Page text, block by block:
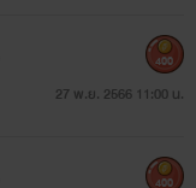
27 พ.ย. 2566 11:00 น.
400
400